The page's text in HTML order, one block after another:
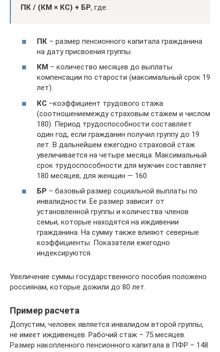
ПК / (КМ × КС) + БР, где:
ПК – размер пенсионного капитала гражданина
на дату присвоения группы.
КМ – количество месяцев до выплаты
компенсации по старости (максимальный срок 19
лет).
КС –коэффициент трудового стажа
(соотношениемежду страховым стажем и числом
180). Период трудоспособности составляет
один год, если гражданин получил группу до 19
лет. В дальнейшем ежегодно страховой стаж
увеличивается на четыре месяца. Максимальный
срок трудоспособности для мужчин составляет
180 месяцев, для женщин — 160.
БР – базовый размер социальной выплаты по
инвалидности. Ее размер зависит от
установленной группы и количества членов
семьи, которые находятся на иждивении
гражданина. На сумму также влияют северные
коэффициенты. Показатели ежегодно
индексируются.
Увеличение суммы государственного пособия положено
россиянам, которые дожили до 80 лет.
Пример расчета
Допустим, человек является инвалидом второй группы,
не имеет иждивенцев. Рабочий стаж – 75 месяцев.
Размер накопленного пенсионного капитала в ПФР – 148